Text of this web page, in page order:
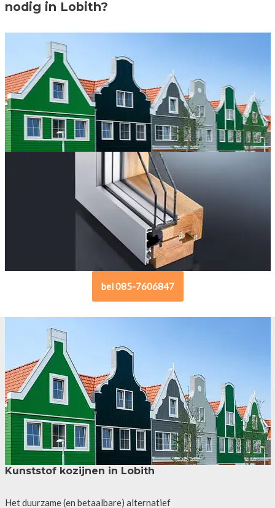
nodig in Lobith?
bel 085-7606847
Kunststof kozijnen in Lobith
Het duurzame (en betaalbare) alternatief